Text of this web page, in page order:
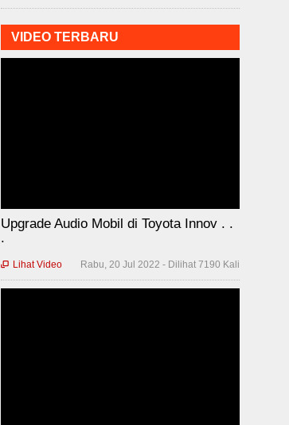
VIDEO TERBARU
Upgrade Audio Mobil di Toyota Innov . .
.
Rabu, 20 Jul 2022 - Dilihat 7190 Kali
 Lihat Video